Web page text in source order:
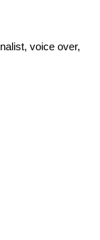
voice over,